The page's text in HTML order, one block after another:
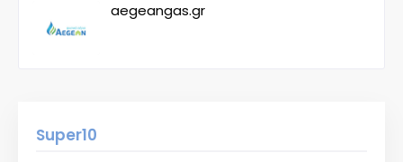
aegeangas.gr
Super10